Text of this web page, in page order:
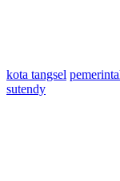
kota tangsel
sutendy